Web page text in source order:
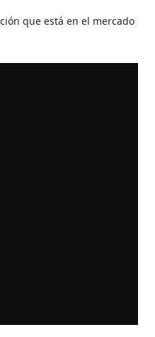
que está en el mercado